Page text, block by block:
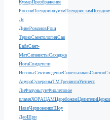
КумарПреображение
РоссииПсевдоиндуизмПсевдоислам
Ле
ДинеРомановРош
ТериоСаентологияСаи
БабаСант-
МатСатанистыСахаджа
ЙогаСвидетели
ИеговыСектоведениеСинельниковСинтон
АнураСувереныТМТренингиУитнесс
ЛиФалуньгунФиолетовое
пламяХОРАЦАМЦаребожиеЦелители
НавиЧервоненкоШоу
ДаоШри